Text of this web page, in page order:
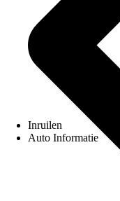
Inruilen
Auto Informatie